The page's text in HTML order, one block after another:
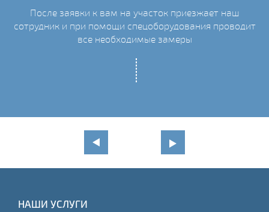
После заявки к вам на участок приезжает наш
сотрудник и при помощи спецоборудования проводит
все необходимые замеры
НАШИ УСЛУГИ